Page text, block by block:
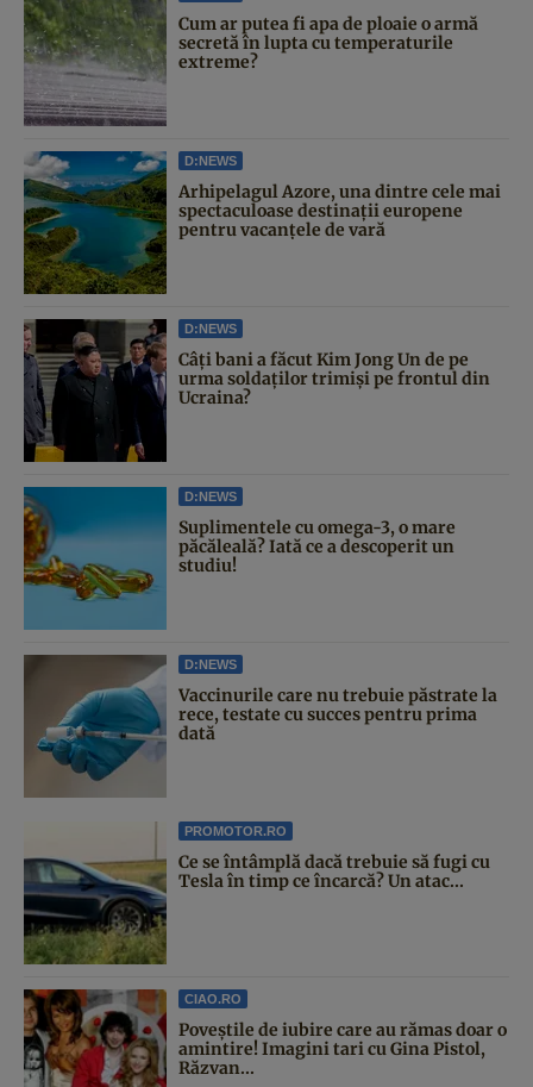
Cum ar putea fi apa de ploaie o armă
secretă în lupta cu temperaturile
extreme?
D:NEWS
Arhipelagul Azore, una dintre cele mai
spectaculoase destinații europene
pentru vacanțele de vară
D:NEWS
Câți bani a făcut Kim Jong Un de pe
urma soldaților trimiși pe frontul din
Ucraina?
D:NEWS
Suplimentele cu omega-3, o mare
păcăleală? Iată ce a descoperit un
studiu!
D:NEWS
Vaccinurile care nu trebuie păstrate la
rece, testate cu succes pentru prima
dată
PROMOTOR.RO
Ce se întâmplă dacă trebuie să fugi cu
Tesla în timp ce încarcă? Un atac...
CIAO.RO
Poveştile de iubire care au rămas doar o
amintire! Imagini tari cu Gina Pistol,
Răzvan...